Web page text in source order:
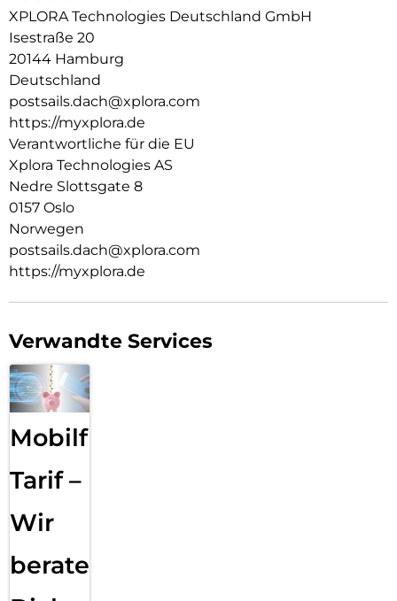
Das neue Design umfasst außerdem zwei austauschbare
Frames zum Individualisieren der Uhr. Die neue Generation
Eltern, die sich für ihr Kind einen sicheren Einstieg in die
digitale Kommunikation wünschen, ohne Kompromisse bei
Zuverlässigkeit und Qualität einzugehen.
XPLORA Technologies Deutschland GmbH
Isestraße 20
20144 Hamburg
Deutschland
postsails.dach@xplora.com
https://myxplora.de
Verantwortliche für die EU
Xplora Technologies AS
Nedre Slottsgate 8
0157 Oslo
Norwegen
postsails.dach@xplora.com
https://myxplora.de
Verwandte Services
Mobilfunk
Tarif –
Wir
beraten